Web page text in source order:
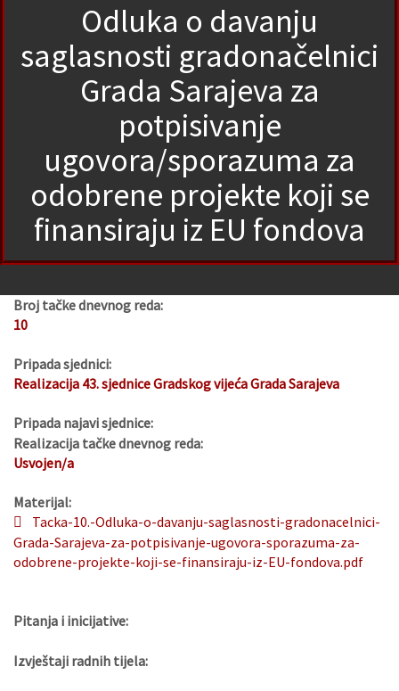
Odluka o davanju
saglasnosti gradonačelnici
Grada Sarajeva za
potpisivanje
ugovora/sporazuma za
odobrene projekte koji se
finansiraju iz EU fondova
Broj tačke dnevnog reda:
10
Pripada sjednici:
Realizacija 43. sjednice Gradskog vijeća Grada Sarajeva
Pripada najavi sjednice:
Realizacija tačke dnevnog reda:
Usvojen/a
Materijal:
Tacka-10.-Odluka-o-davanju-saglasnosti-gradonacelnici-
Grada-Sarajeva-za-potpisivanje-ugovora-sporazuma-za-
odobrene-projekte-koji-se-finansiraju-iz-EU-fondova.pdf
Pitanja i inicijative:
Izvještaji radnih tijela: